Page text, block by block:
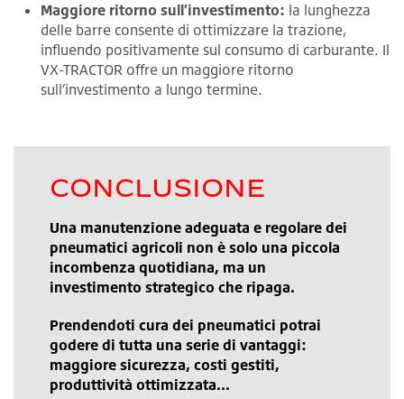
Maggiore ritorno sull’investimento: la lunghezza
delle barre consente di ottimizzare la trazione,
influendo positivamente sul consumo di carburante. Il
VX-TRACTOR offre un maggiore ritorno
sull’investimento a lungo termine.
CONCLUSIONE
Una manutenzione adeguata e regolare dei
pneumatici agricoli non è solo una piccola
incombenza quotidiana, ma un
investimento strategico che ripaga.
Prendendoti cura dei pneumatici potrai
godere di tutta una serie di vantaggi:
maggiore sicurezza, costi gestiti,
produttività ottimizzata...